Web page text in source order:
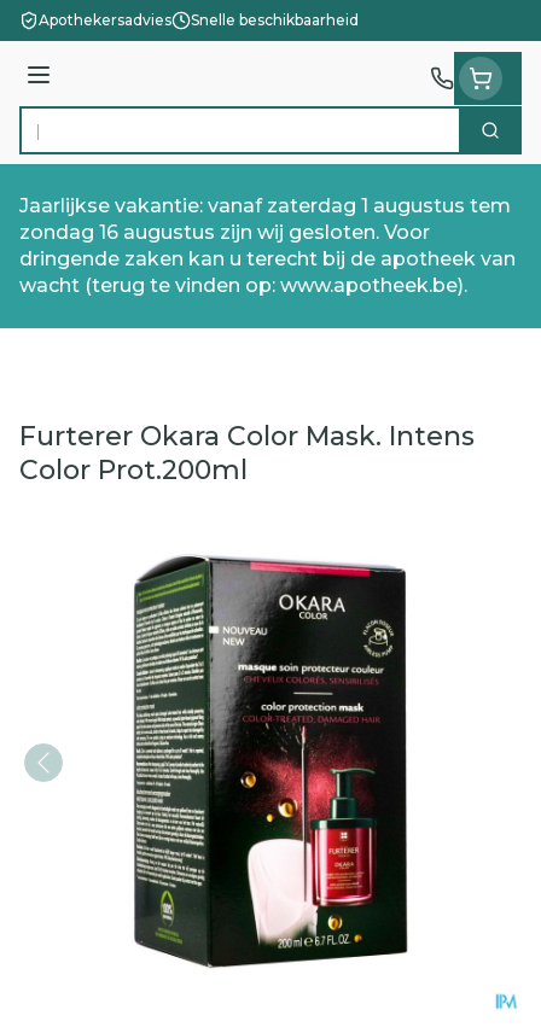
Ga naar de inhoud
Apothekersadvies Snelle beschikbaarheid
Menu
Product, merk, categorie... Zoek
Jaarlijkse vakantie: vanaf zaterdag 1 augustus tem
zondag 16 augustus zijn wij gesloten. Voor
dringende zaken kan u terecht bij de apotheek van
wacht (terug te vinden op: www.apotheek.be).
Furterer Okara Color Mask. Intens
Color Prot.200ml